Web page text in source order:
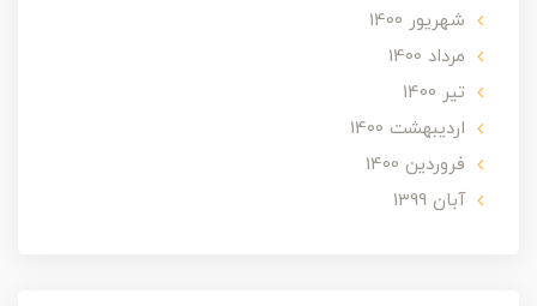
شهریور 1400
مرداد 1400
تير 1400
ارديبهشت 1400
فروردین 1400
آبان 1399